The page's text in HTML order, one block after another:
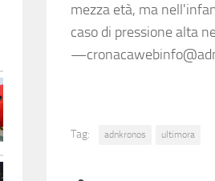
mezza età, ma
caso di pressione alta
Tag: adnkronos ultimora